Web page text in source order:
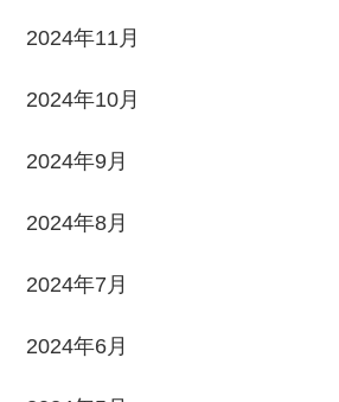
2024年11月
2024年10月
2024年9月
2024年8月
2024年7月
2024年6月